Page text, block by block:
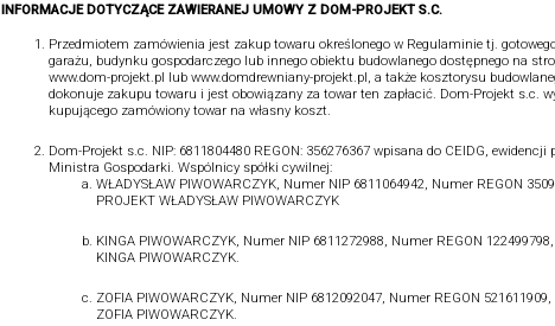
INFORMACJE DOTYCZĄCE ZAWIERANEJ UMOWY Z DOM-PROJEKT S.C.
Przedmiotem zamówienia jest zakup towaru określonego w Regulaminie tj.
garażu, budynku gospodarczego lub innego obiektu budowlanego dostępnego na
www.dom-projekt.pl lub www.domdrewniany-projekt.pl, a także kosztorysu
dokonuje zakupu towaru i jest obowiązany za towar ten zapłacić. Dom-Projekt s.c.
kupującego zamówiony towar na własny koszt.
Dom-Projekt s.c. NIP: 6811804480 REGON: 356276367 wpisana do CEIDG, ewidencji
Ministra Gospodarki. Wspólnicy spółki cywilnej:
WŁADYSŁAW PIWOWARCZYK, Numer NIP 6811064942, Numer REGON
PROJEKT WŁADYSŁAW PIWOWARCZYK
KINGA PIWOWARCZYK, Numer NIP 6811272988, Numer REGON
KINGA PIWOWARCZYK.
ZOFIA PIWOWARCZYK, Numer NIP 6812092047, Numer REGON
ZOFIA PIWOWARCZYK.